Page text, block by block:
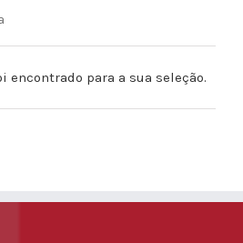
encontrado para a sua seleção.